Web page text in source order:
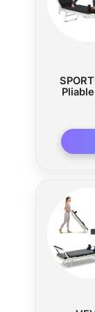
à tout